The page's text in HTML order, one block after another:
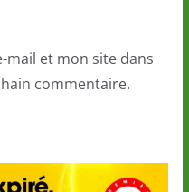
et mon site dans
commentaire.